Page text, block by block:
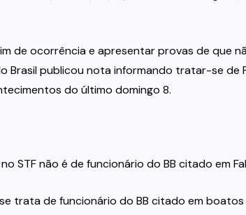
de ocorrência e apresentar provas de que
Brasil publicou nota informando tratar-se de
do último domingo 8.
no STF não é de funcionário do BB citado em
trata de funcionário do BB citado em